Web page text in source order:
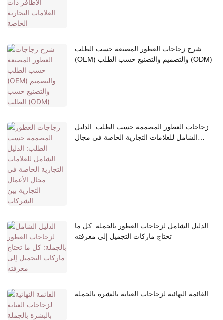
شرح زجاجات العطور المصنعة حسب الطلب
(OEM) والتصميم والتصنيع حسب الطلب (ODM)
زجاجات العطور المصممة حسب الطلب: الدليل
الشامل للعلامات التجارية الخاصة في مجال
الدليل الشامل لزجاجات العطور بالجملة: كل ما
تحتاج ماركات التجميل إلى معرفته
القائمة النهائية لزجاجات العناية بالبشرة بالجملة